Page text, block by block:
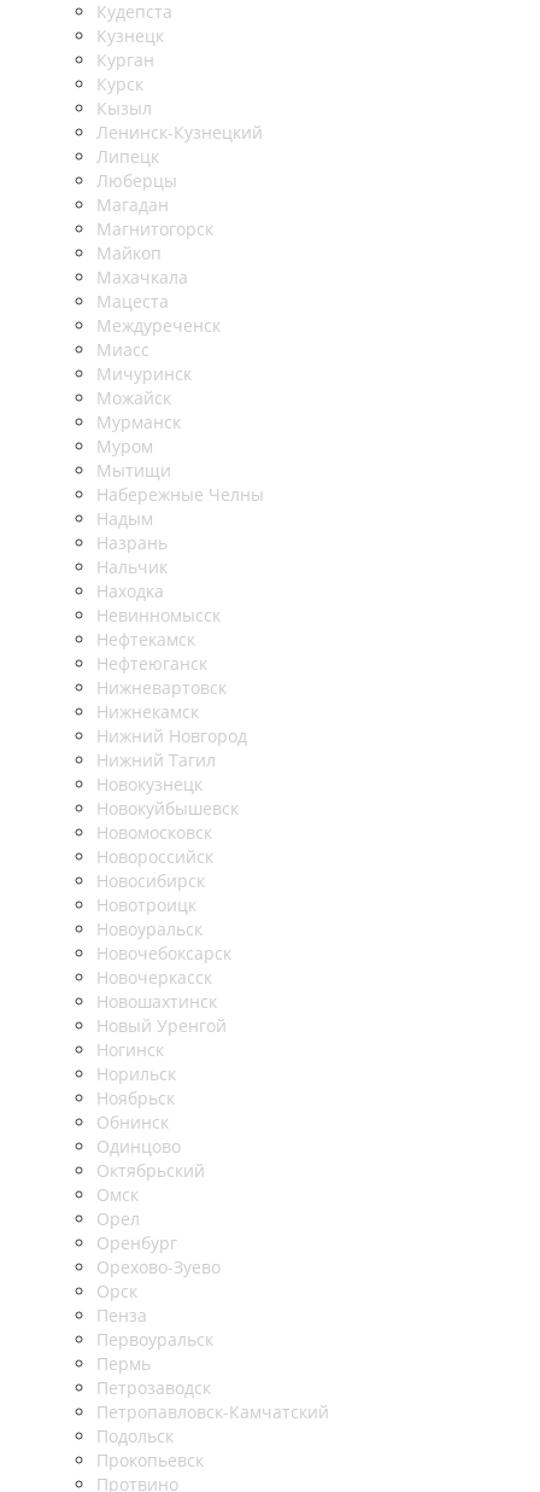
Кудепста
Кузнецк
Курган
Курск
Кызыл
Ленинск-Кузнецкий
Липецк
Люберцы
Магадан
Магнитогорск
Майкоп
Махачкала
Мацеста
Междуреченск
Миасс
Мичуринск
Можайск
Мурманск
Муром
Мытищи
Набережные Челны
Надым
Назрань
Нальчик
Находка
Невинномысск
Нефтекамск
Нефтеюганск
Нижневартовск
Нижнекамск
Нижний Новгород
Нижний Тагил
Новокузнецк
Новокуйбышевск
Новомосковск
Новороссийск
Новосибирск
Новотроицк
Новоуральск
Новочебоксарск
Новочеркасск
Новошахтинск
Новый Уренгой
Ногинск
Норильск
Ноябрьск
Обнинск
Одинцово
Октябрьский
Омск
Орел
Оренбург
Орехово-Зуево
Орск
Пенза
Первоуральск
Пермь
Петрозаводск
Петропавловск-Камчатский
Подольск
Прокопьевск
Протвино